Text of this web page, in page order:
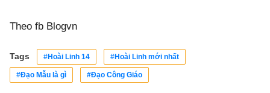
Theo fb Blogvn
Tags #Hoài Linh 14 #Hoài Linh mới nhất
#Đạo Mẫu là gì #Đạo Công Giáo